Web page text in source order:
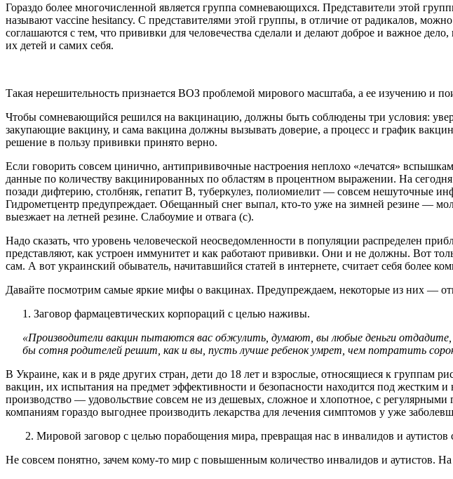
Гораздо более многочисленной является группа сомневающихся. Представители этой
называют vaccine hesitancy. С представителями этой группы, в отличие от радикалов,
соглашаются с тем, что прививки для человечества сделали и делают доброе и важное
их детей и самих себя.
Такая нерешительность признается ВОЗ проблемой мирового масштаба, а ее изучению и
Чтобы сомневающийся решился на вакцинацию, должны быть соблюдены три условия:
закупающие вакцину, и сама вакцина должны вызывать доверие, а процесс и график
решение в пользу прививки принято верно.
Если говорить совсем цинично, антипрививочные настроения неплохо «лечатся»
данные по количеству вакцинированных по областям в процентном выражении. На
позади дифтерию, столбняк, гепатит В, туберкулез, полиомиелит — совсем нешуточные
Гидрометцентр предупреждает. Обещанный снег выпал, кто-то уже на зимней резине —
выезжает на летней резине. Слабоумие и отвага (с).
Надо сказать, что уровень человеческой неосведомленности в популяции распределен
представляют, как устроен иммунитет и как работают прививки. Они и не должны. Вот
сам. А вот украинский обыватель, начитавшийся статей в интернете, считает себя более
Давайте посмотрим самые яркие мифы о вакцинах. Предупреждаем, некоторые из них —
Заговор фармацевтических корпораций с целью наживы.
«Производители вакцин пытаются вас обжулить, думают, вы любые деньги
бы сотня родителей решит, как и вы, пусть лучше ребенок умрет, чем потратить
В Украине, как и в ряде других стран, дети до 18 лет и взрослые, относящиеся к группам
вакцин, их испытания на предмет эффективности и безопасности находится под жестким
производство — удовольствие совсем не из дешевых, сложное и хлопотное, с
компаниям гораздо выгоднее производить лекарства для лечения симптомов у уже
2. Мировой заговор с целью порабощения мира, превращая нас в инвалидов и
Не совсем понятно, зачем кому-то мир с повышенным количество инвалидов и аутистов.